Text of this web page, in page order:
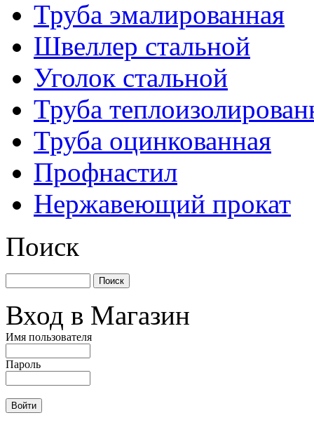
Труба эмалированная
Швеллер стальной
Уголок стальной
Труба
Труба оцинкованная
Профнастил
Нержавеющий прокат
Поиск
Вход в Магазин
Имя пользователя
Пароль